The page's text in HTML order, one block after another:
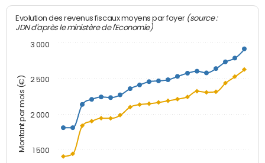
Montant par mois (€)
Evolution des revenus fiscaux moyens par foyer (source :
JDN d'après le ministère de l'Economie)
1 500
2 000
2 500
3 000